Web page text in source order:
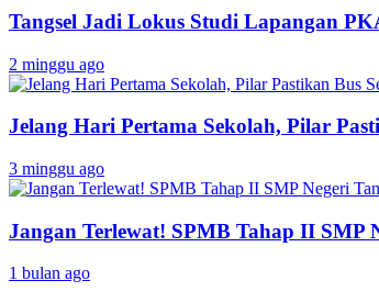
Tangsel Jadi Lokus Studi Lapangan
2 minggu ago
Jelang Hari Pertama Sekolah, Pilar
3 minggu ago
Jangan Terlewat! SPMB Tahap II SMP
1 bulan ago